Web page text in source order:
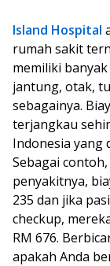
Island Hospital
rumah sakit
memiliki
jantung, otak,
sebagainya.
terjangkau
Indonesia yang
Sebagai
penyakitnya,
235 dan jika
checkup,
RM 676.
apakah Anda